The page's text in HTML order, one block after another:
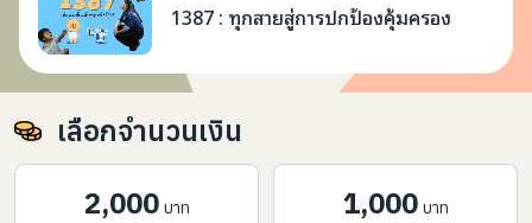
1387 : ทุกสายสู่การปกป้องคุ้มครอง
เลือกจำนวนเงิน
2,000 บาท 1,000 บาท